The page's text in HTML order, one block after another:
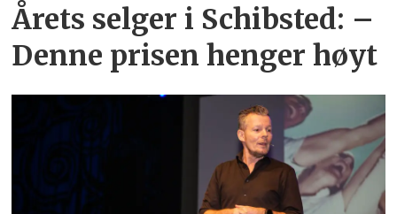
Årets selger i Schibsted: –
Denne prisen henger høyt